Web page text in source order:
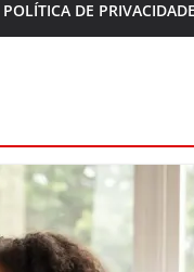
POLÍTICA DE PRIVACIDADE